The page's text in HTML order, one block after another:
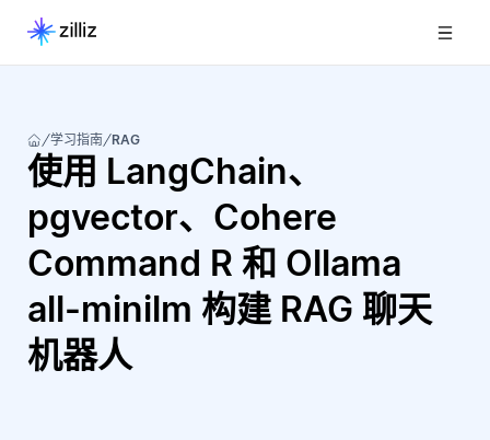
学习指南 RAG
使用 LangChain、
pgvector、Cohere
Command R 和 Ollama
all-minilm 构建 RAG 聊天
机器人